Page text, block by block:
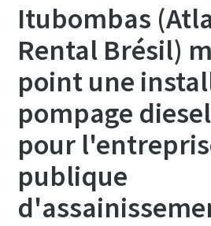
Itubombas
Rental Brésil)
point une
pompage
pour
publique